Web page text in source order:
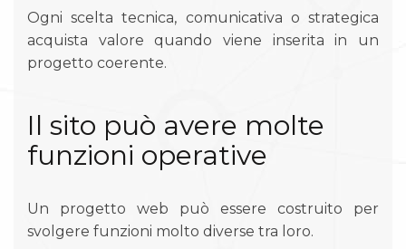
Ogni scelta tecnica, comunicativa o strategica
acquista valore quando viene inserita in un
progetto coerente.
Il sito può avere molte
funzioni operative
Un progetto web può essere costruito per
svolgere funzioni molto diverse tra loro.